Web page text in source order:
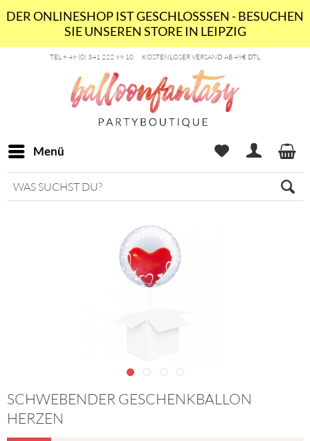
DER ONLINESHOP IST GESCHLOSSSEN - BESUCHEN
SIE UNSEREN STORE IN LEIPZIG
TEL + 49 (0) 341 222 99 10 KOSTENLOSER VERSAND AB 49€ DTL
Menü
SCHWEBENDER GESCHENKBALLON
HERZEN